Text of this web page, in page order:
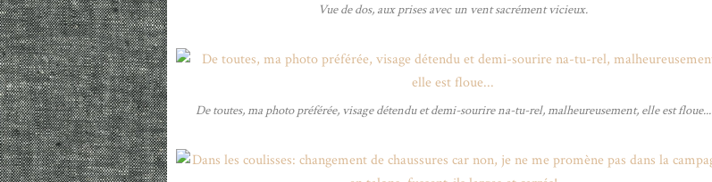
Vue de dos, aux prises avec un vent sacrément vicieux.
De toutes, ma photo préférée, visage détendu et demi-sourire na-tu-rel, malheureusement, elle est floue...